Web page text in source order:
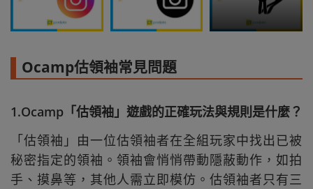
Ocamp估領袖常見問題
1.Ocamp「估領袖」遊戲的正確玩法與規則是什麼？
「估領袖」由一位估領袖者在全組玩家中找出已被
秘密指定的領袖。領袖會悄悄帶動隱蔽動作，如拍
手、摸鼻等，其他人需立即模仿。估領袖者只有三